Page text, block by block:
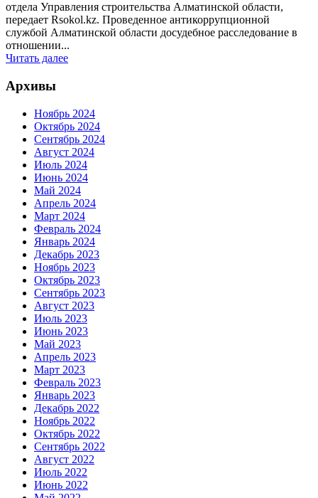
отдела Управления строительства Алматинской области,
передает Rsokol.kz. Проведенное антикоррупционной
службой Алматинской области досудебное расследование в
отношении...
Читать далее
Архивы
Ноябрь 2024
Октябрь 2024
Сентябрь 2024
Август 2024
Июль 2024
Июнь 2024
Май 2024
Апрель 2024
Март 2024
Февраль 2024
Январь 2024
Декабрь 2023
Ноябрь 2023
Октябрь 2023
Сентябрь 2023
Август 2023
Июль 2023
Июнь 2023
Май 2023
Апрель 2023
Март 2023
Февраль 2023
Январь 2023
Декабрь 2022
Ноябрь 2022
Октябрь 2022
Сентябрь 2022
Август 2022
Июль 2022
Июнь 2022